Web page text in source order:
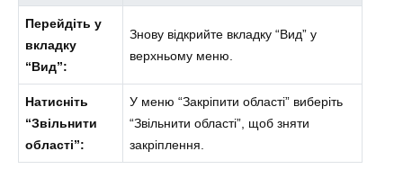
Перейдіть у
вкладку
“Вид”:
Знову відкрийте вкладку “Вид” у
верхньому меню.
Натисніть
“Звільнити
області”:
У меню “Закріпити області” виберіть
“Звільнити області”, щоб зняти
закріплення.